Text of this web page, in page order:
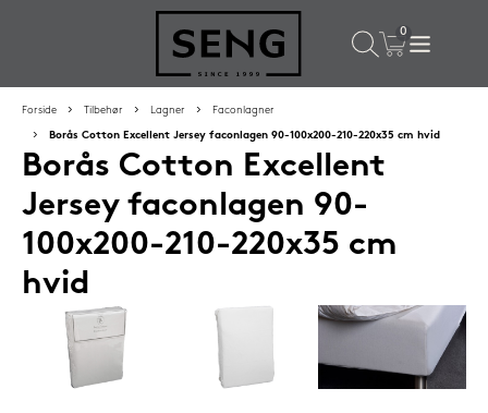
Populære valg til dig
SENG PureCurve hovedpude 38x50 cm
Forside Tilbehør Lagner Faconlagner
Borås Cotton Excellent Jersey faconlagen 90-100x200-210-220x35 cm hvid
Borås Cotton Excellent
Jersey faconlagen 90-
100x200-210-220x35 cm
hvid